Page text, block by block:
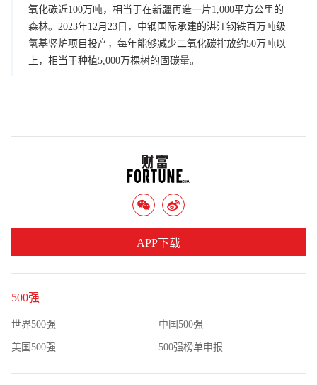
氧化碳近100万吨，相当于在新疆再造一片1,000平方公里的
森林。2023年12月23日，中钢国际承建的湛江钢铁百万吨级
氢基竖炉项目投产，每年能够减少二氧化碳排放约50万吨以
上，相当于种植5,000万棵树的固碳量。
500强
世界500强 中国500强
美国500强 500强榜单申报
APP下载